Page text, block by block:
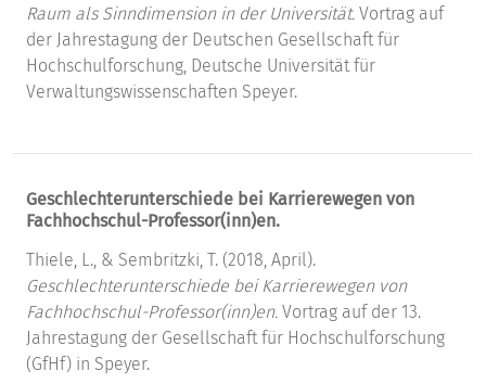
Raum als Sinndimension in der Universität. Vortrag auf
der Jahrestagung der Deutschen Gesellschaft für
Hochschulforschung, Deutsche Universität für
Verwaltungswissenschaften Speyer.
Geschlechterunterschiede bei Karrierewegen von
Fachhochschul-Professor(inn)en.
Thiele, L., & Sembritzki, T. (2018, April).
Geschlechterunterschiede bei Karrierewegen von
Fachhochschul-Professor(inn)en. Vortrag auf der 13.
Jahrestagung der Gesellschaft für Hochschulforschung
(GfHf) in Speyer.